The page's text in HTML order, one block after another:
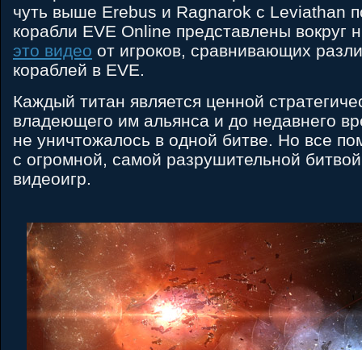
чуть выше Erebus и Ragnarok с Leviathan
корабли EVE Online представлены вокруг
это видео от игроков, сравнивающих
кораблей в EVE.
Каждый титан является ценной
владеющего им альянса и до недавнего
не уничтожалось в одной битве. Но все
с огромной, самой разрушительной
видеоигр.